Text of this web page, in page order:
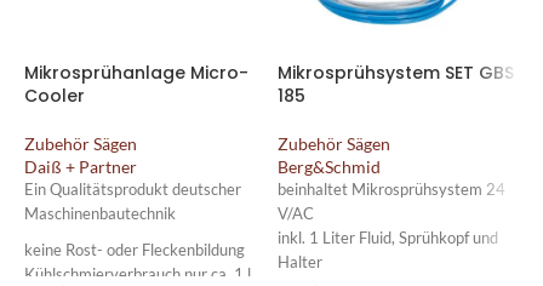
Mikrosprühanlage Micro-
Cooler
Zubehör Sägen
Daiß + Partner
Ein Qualitätsprodukt deutscher
Maschinenbautechnik
keine Rost- oder Fleckenbildung
Kühlschmierverbrauch nur ca. 1 l
Mikrosprühsystem SET GBS
185
Zubehör Sägen
Berg&Schmid
beinhaltet Mikrosprühsystem 24
V/AC
inkl. 1 Liter Fluid, Sprühkopf und
Halter